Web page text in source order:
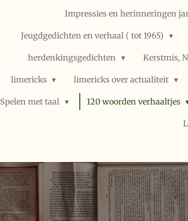
Impressies en herinneringen
Jeugdgedichten en verhaal ( tot 1965)
herdenkingsgedichten Kerstmis,
limericks limericks over actualiteit
Spelen met taal 120 woorden verhaaltjes